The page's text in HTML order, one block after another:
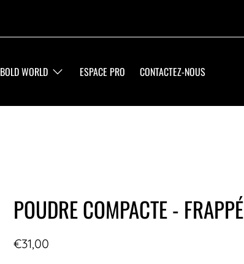
BOLD WORLD ESPACE PRO CONTACTEZ-NOUS
POUDRE COMPACTE - FRAPPÉ
€31,00